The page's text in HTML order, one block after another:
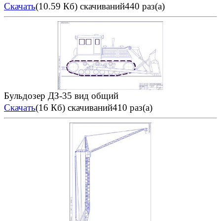
Скачать(10.59 Кб) скачиваний440 раз(а)
Бульдозер ДЗ-35 вид общий
Скачать(16 Кб) скачиваний410 раз(а)